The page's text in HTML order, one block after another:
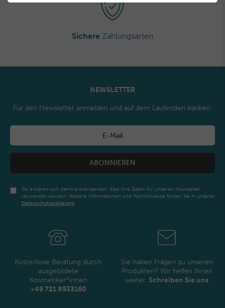
Sichere Zahlungsarten
NEWSLETTER
Für den Newsletter anmelden und auf dem Laufenden bleiben.
ABONNIEREN
Sie erklären sich damit einverstanden, dass Ihre Daten für unseren Newsletter
verwendet werden. Weitere Informationen und Warnhinweise finden Sie in unserer
Daten­schutz­erklärung
Kostenlose Beratung durch
ausgebildete
Kosmetiker*innen
+49 721 8933160
Sie haben Fragen zu unseren
Produkten? Wir helfen Ihnen
weiter. Schreiben Sie uns